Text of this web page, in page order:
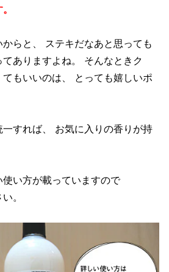
らと、 ステキだなあと思っても
ありますよね。 そんなときク
もいいのは、 とっても嬉しいポ
すれば、 お気に入りの香りが持
い方が載っていますので
。